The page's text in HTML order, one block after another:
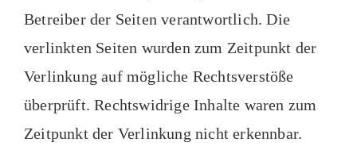
Betreiber der Seiten verantwortlich. Die
verlinkten Seiten wurden zum Zeitpunkt der
Verlinkung auf mögliche Rechtsverstöße
überprüft. Rechtswidrige Inhalte waren zum
Zeitpunkt der Verlinkung nicht erkennbar.